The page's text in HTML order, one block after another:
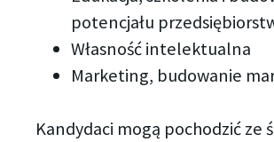
potencjału
Własność intelektualna
Marketing, budowanie
Kandydaci mogą pochodzić ze